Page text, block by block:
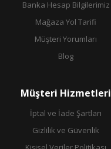
Banka Hesap Bilgilerimiz
Mağaza Yol Tarifi
Müşteri Yorumları
Blog
Müşteri Hizmetleri
İptal ve İade Şartları
Gizlilik ve Güvenlik